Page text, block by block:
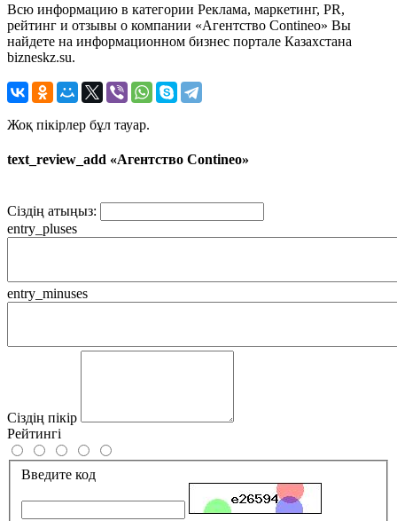
Всю информацию в категории Реклама, маркетинг, PR,
рейтинг и отзывы о компании «Агентство Contineo» Вы
найдете на информационном бизнес портале Казахстана
bizneskz.su.
Жоқ пікірлер бұл тауар.
text_review_add «Агентство Contineo»
Сіздің атыңыз:
entry_pluses
entry_minuses
Сіздің пікір
Рейтингі
Введите код